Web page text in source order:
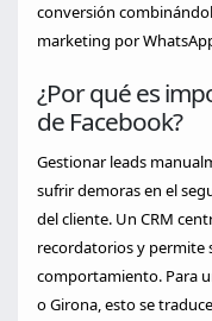
conversión
marketing por
¿Por qué es
de Facebook?
Gestionar leads
sufrir demoras en el
del cliente. Un CRM
recordatorios y permite
comportamiento. Para
o Girona, esto se